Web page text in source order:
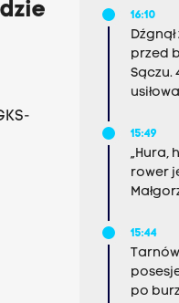
16:10
przed
Sączu.
15:49
„Hura,
rower
15:44
po